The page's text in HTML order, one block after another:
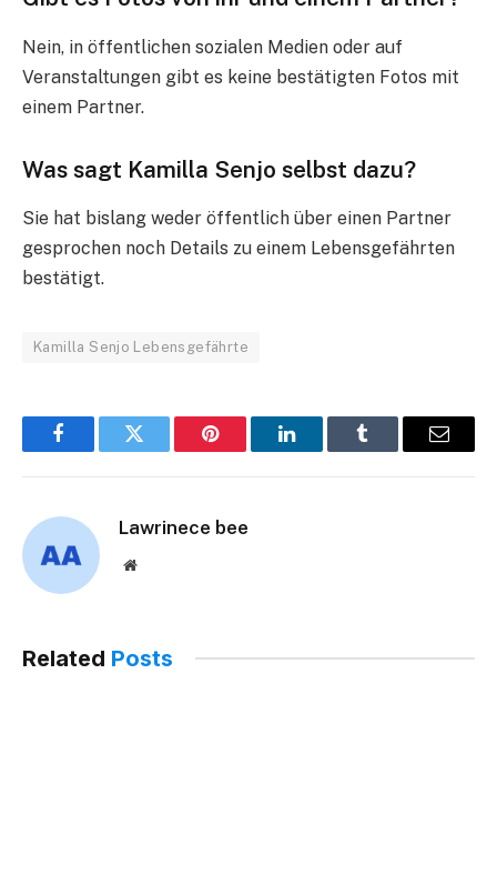
Nein, in öffentlichen sozialen Medien oder auf
Veranstaltungen gibt es keine bestätigten Fotos mit
einem Partner.
Was sagt Kamilla Senjo selbst dazu?
Sie hat bislang weder öffentlich über einen Partner
gesprochen noch Details zu einem Lebensgefährten
bestätigt.
Kamilla Senjo Lebensgefährte
FacebookTwitter Pinterest LinkedInTumblr Email
Lawrinece bee
Website
Related Posts